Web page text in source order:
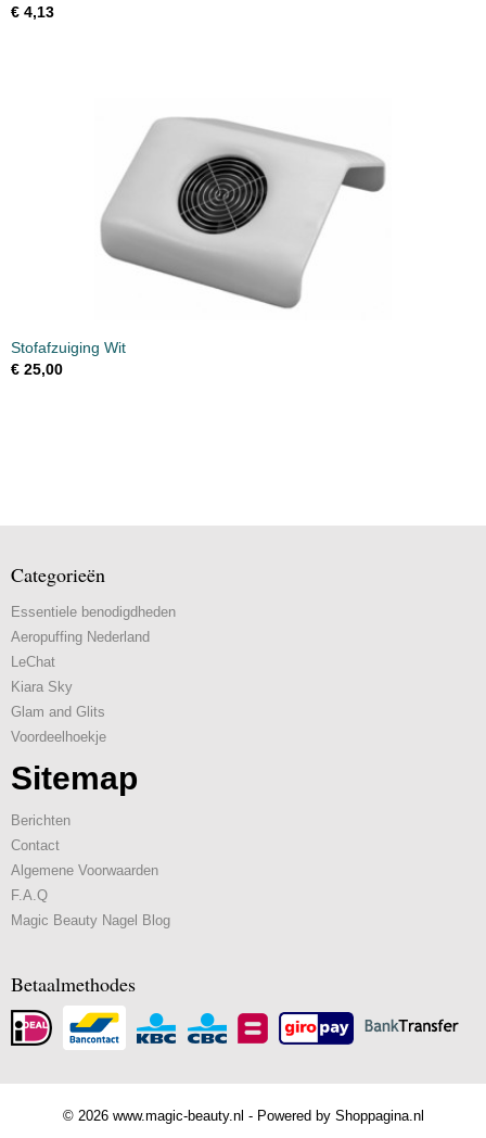
€ 4,13
Stofafzuiging Wit
€ 25,00
Categorieën
Essentiele benodigdheden
Aeropuffing Nederland
LeChat
Kiara Sky
Glam and Glits
Voordeelhoekje
Sitemap
Berichten
Contact
Algemene Voorwaarden
F.A.Q
Magic Beauty Nagel Blog
Betaalmethodes
© 2026 www.magic-beauty.nl - Powered by Shoppagina.nl